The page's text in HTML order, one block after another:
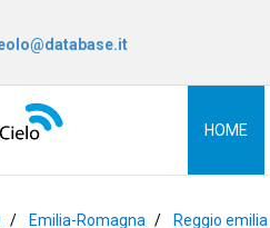
HOME
Emilia-Romagna Reggio emilia